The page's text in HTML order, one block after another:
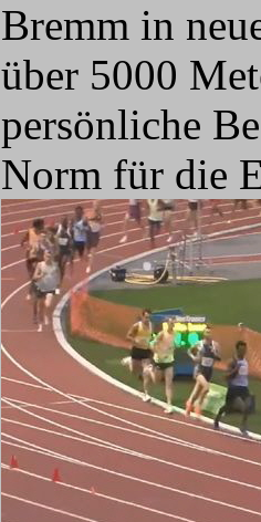
Bremm in
über 5000
persönliche
Norm für die